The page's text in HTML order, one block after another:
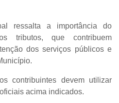
ressalta a importância do
tributos, que contribuem
dos serviços públicos e
contribuintes devem utilizar
acima indicados.